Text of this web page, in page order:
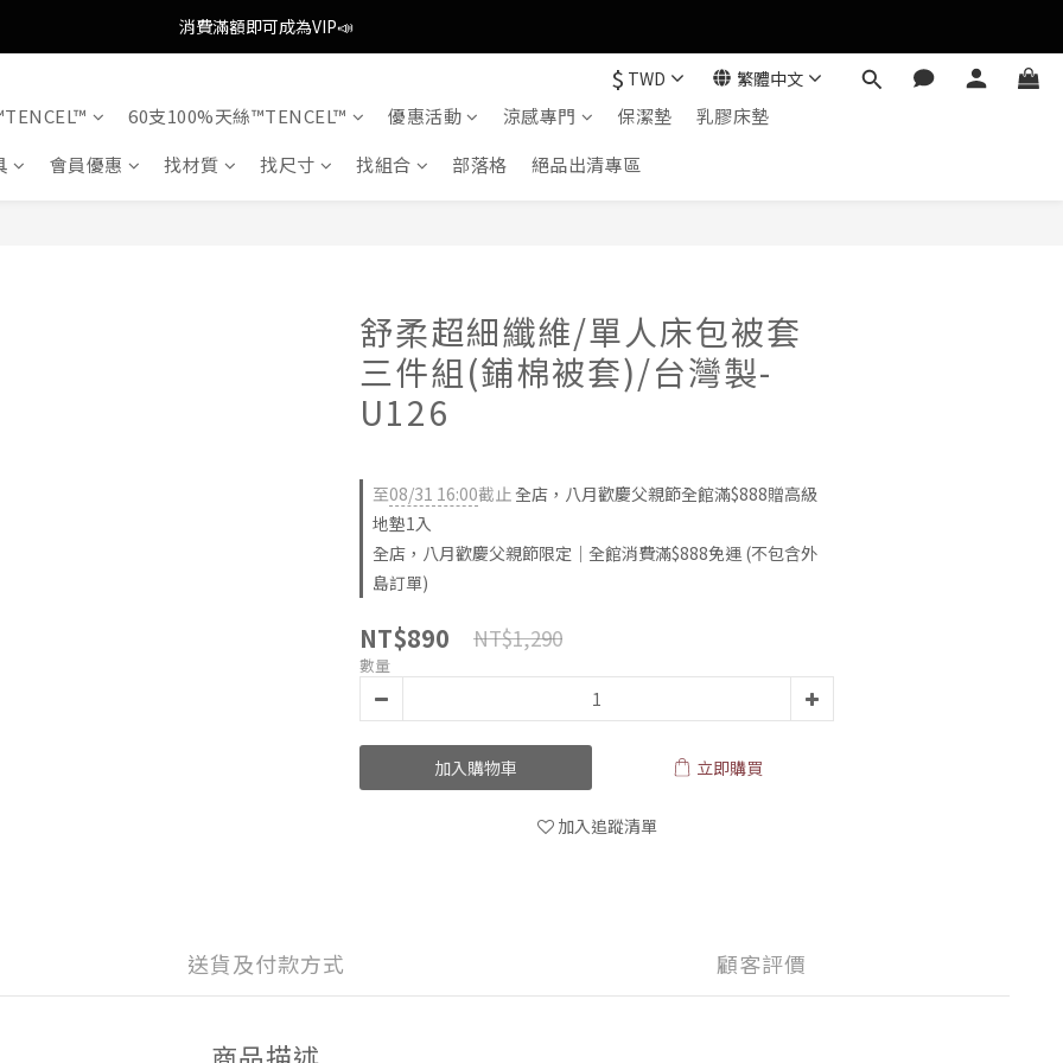
歡慶八月歡慶父親節，全館限時消費滿$888即享全通路免運(不含外島)📣
消費滿額即可成為VIP📣
$ TWD 繁體中文
60支100%天絲™TENCEL™ 優惠活動 涼感專門 保潔墊
乳膠床墊
會員優惠 找材質 找尺寸 找組合 部落格 絕品出清專區
舒柔超細纖維/單人床包被套
三件組(鋪棉被套)/台灣製-
U126
至08/31 16:00截止 全店，八月歡慶父親節全館滿$888贈高級
地墊1入
全店，八月歡慶父親節限定｜全館消費滿$888免運 (不包含外
島訂單)
NT$890 NT$1,290
數量
加入購物車 立即購買
加入追蹤清單
送貨及付款方式 顧客評價